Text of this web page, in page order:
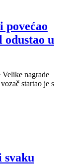
povećao
odustao u
nagrade
startao je s
svaku